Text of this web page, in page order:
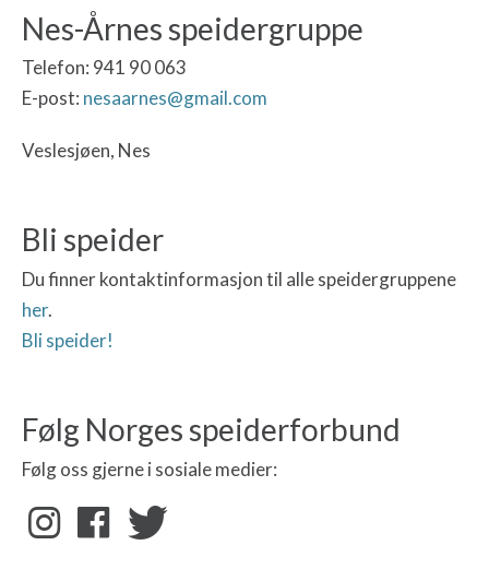
Nes-Årnes speidergruppe
Telefon: 941 90 063
E-post: nesaarnes@gmail.com
Veslesjøen, Nes
Bli speider
Du finner kontaktinformasjon til alle speidergruppene
her.
Bli speider!
Følg Norges speiderforbund
Følg oss gjerne i sosiale medier: